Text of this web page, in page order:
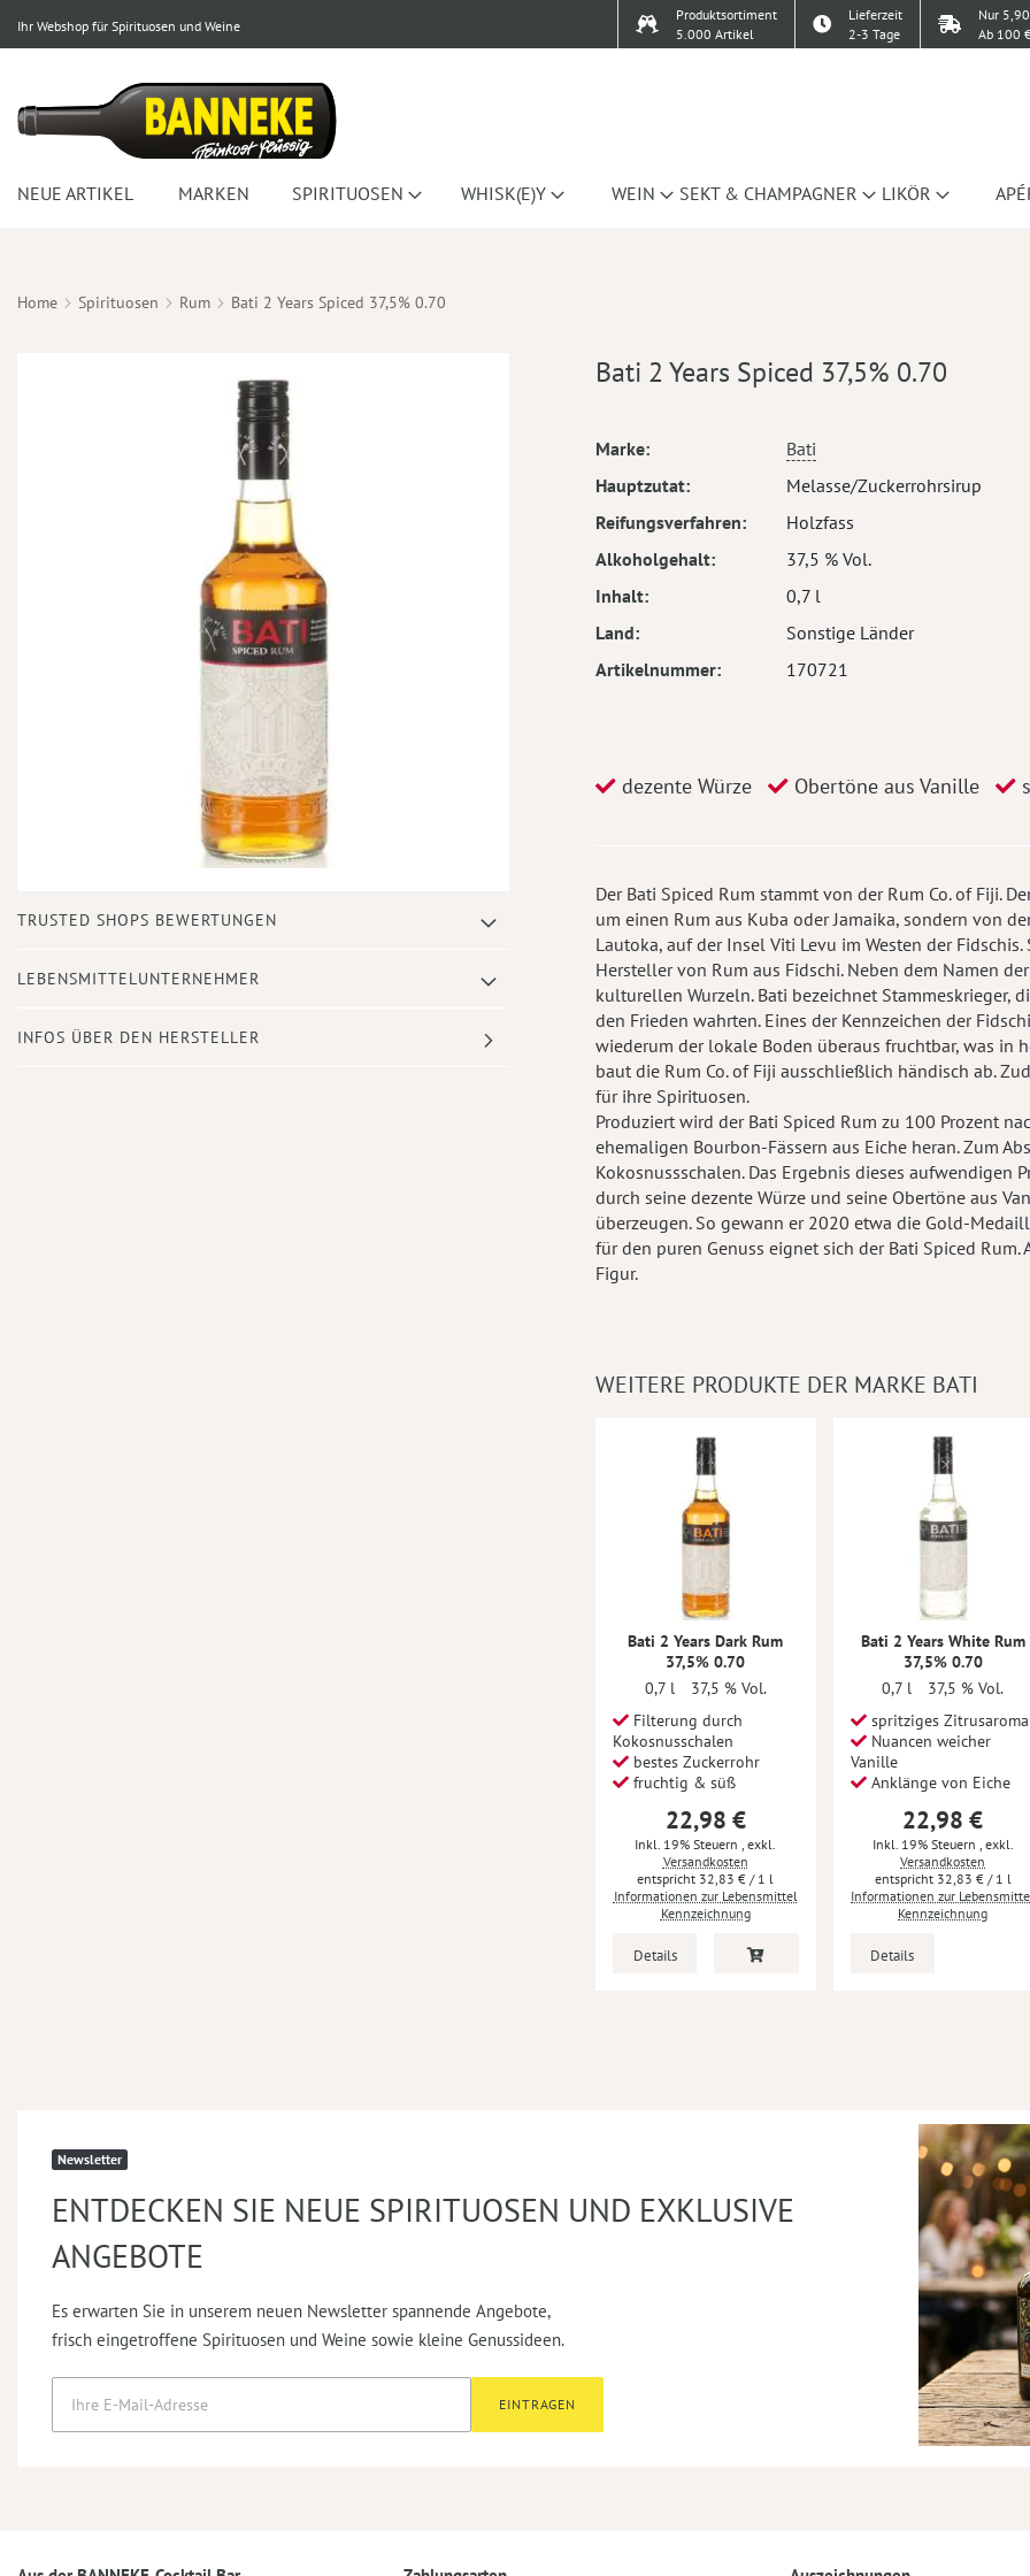
Ihr Webshop für Spirituosen und Weine
Produktsortiment
5.000 Artikel
Lieferzeit
2-3 Tage
Nur
Ab 100
NEUE ARTIKEL MARKEN SPIRITUOSEN WHISK(E)Y WEIN SEKT & CHAMPAGNER LIKÖR
Home Spirituosen Rum Bati 2 Years Spiced 37,5% 0.70
Anfang
Bildergalerie
TRUSTED SHOPS BEWERTUNGEN
LEBENSMITTELUNTERNEHMER
INFOS ÜBER DEN HERSTELLER
Bati 2 Years Spiced 37,5% 0.70
Mehr
Marke
Bati
Hauptzutat
Melasse/Zuckerrohrsirup
Reifungsverfahren
Holzfass
Alkoholgehalt
37,5 % Vol.
Inhalt
0,7 l
Land
Sonstige Länder
Artikelnummer
170721
dezente Würze Obertöne aus Vanille
Der Bati Spiced Rum stammt von der Rum Co. of Fiji.
um einen Rum aus Kuba oder Jamaika, sondern von
Lautoka, auf der Insel Viti Levu im Westen der
Hersteller von Rum aus Fidschi. Neben dem Namen
kulturellen Wurzeln. Bati bezeichnet Stammeskrieger,
den Frieden wahrten. Eines der Kennzeichen der
wiederum der lokale Boden überaus fruchtbar, was in
baut die Rum Co. of Fiji ausschließlich händisch ab.
für ihre Spirituosen.
Produziert wird der Bati Spiced Rum zu 100 Prozent
ehemaligen Bourbon-Fässern aus Eiche heran. Zum
Kokosnussschalen. Das Ergebnis dieses aufwendigen
durch seine dezente Würze und seine Obertöne aus
überzeugen. So gewann er 2020 etwa die Gold-
für den puren Genuss eignet sich der Bati Spiced
Figur.
WEITERE PRODUKTE DER MARKE BATI
Bati 2 Years Dark Rum
37,5% 0.70
0,7 l
37,5 % Vol.
Filterung durch
Kokosnusschalen
bestes Zuckerrohr
fruchtig & süß
22,98 €
Inkl. 19% Steuern, exkl.
Versandkosten
32,83 € / 1 l
Informationen zur Lebensmittel
Kennzeichnung
Details
Bati 2 Years White Rum
37,5% 0.70
0,7 l
37,5 % Vol.
spritziges Zitrusaroma
Nuancen weicher
Vanille
Anklänge von Eiche
22,98 €
Inkl. 19% Steuern , exkl.
Versandkosten
32,83 €/ 1 l
Informationen zur
Kennzeichnung
Details
Newsletter
ENTDECKEN SIE NEUE SPIRITUOSEN UND EXKLUSIVE
ANGEBOTE
Es erwarten Sie in unserem neuen Newsletter spannende Angebote,
frisch eingetroffene Spirituosen und Weine sowie kleine Genussideen.
EINTRAGEN